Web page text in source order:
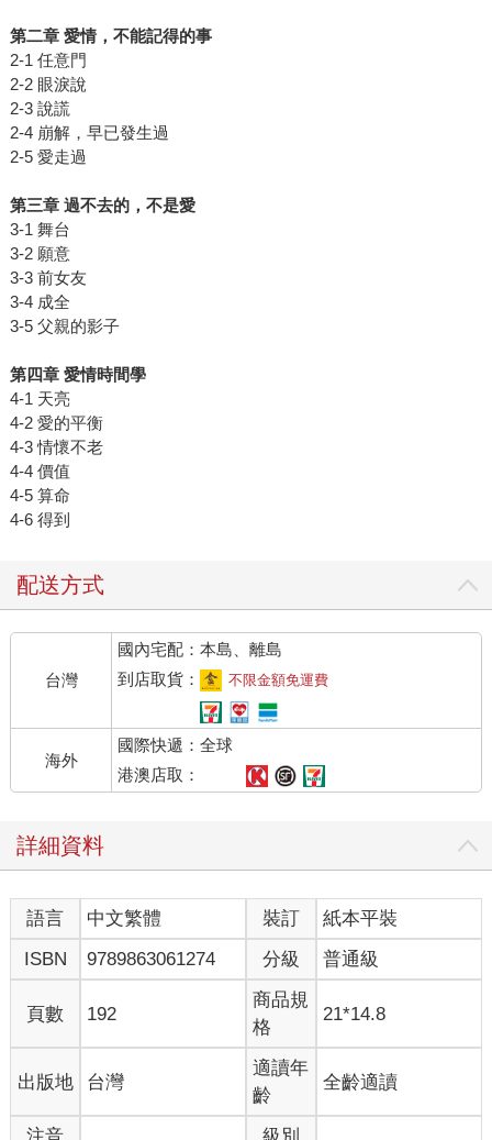
第二章 愛情，不能記得的事
2-1 任意門
2-2 眼淚說
2-3 說謊
2-4 崩解，早已發生過
2-5 愛走過
第三章 過不去的，不是愛
3-1 舞台
3-2 願意
3-3 前女友
3-4 成全
3-5 父親的影子
第四章 愛情時間學
4-1 天亮
4-2 愛的平衡
4-3 情懷不老
4-4 價值
4-5 算命
4-6 得到
配送方式
台灣
國內宅配：本島、離島
到店取貨：
不限金額免運費
海外
國際快遞：全球
港澳店取：
詳細資料
語言 中文繁體 裝訂
紙本平裝
ISBN
9789863061274 分級 普通級
頁數 192
商品規
格
21*14.8
出版地 台灣
適讀年
齡
全齡適讀